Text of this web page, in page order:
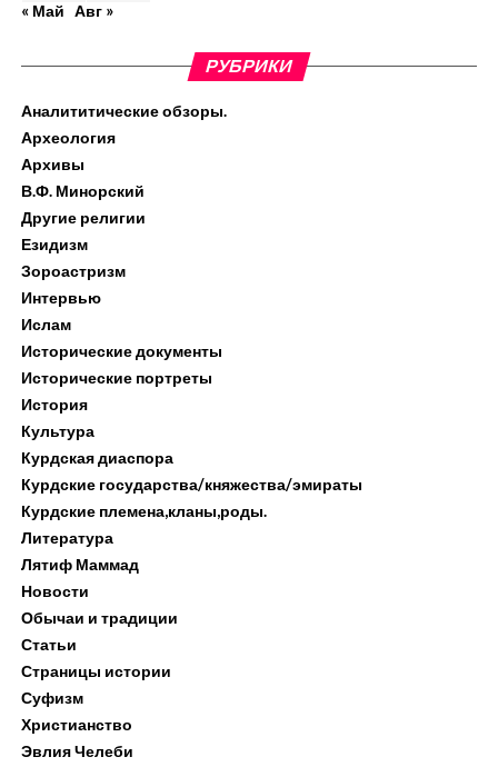
« Май Авг »
РУБРИКИ
Аналититические обзоры.
Археология
Архивы
В.Ф. Минорский
Другие религии
Езидизм
Зороастризм
Интервью
Ислам
Исторические документы
Исторические портреты
История
Культура
Курдская диаспора
Курдские государства/княжества/эмираты
Курдские племена,кланы,роды.
Литература
Лятиф Маммад
Новости
Обычаи и традиции
Статьи
Страницы истории
Суфизм
Христианство
Эвлия Челеби